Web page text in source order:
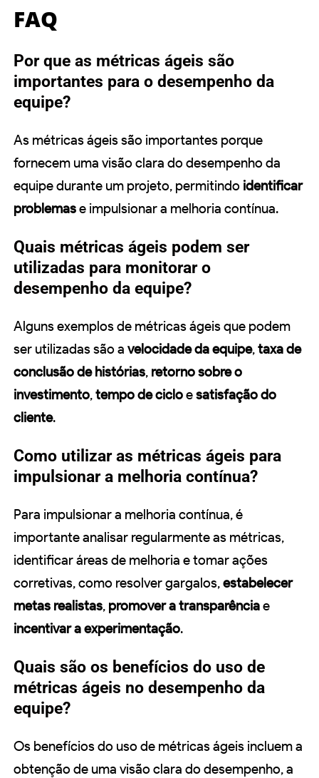
FAQ
Por que as métricas ágeis são
importantes para o desempenho da
equipe?
As métricas ágeis são importantes porque
fornecem uma visão clara do desempenho da
equipe durante um projeto, permitindo identificar
problemase impulsionar a melhoria contínua.
Quais métricas ágeis podem ser
utilizadas para monitorar o
desempenho da equipe?
Alguns exemplos de métricas ágeis que podem
ser utilizadas são a velocidade da equipe,taxa de
conclusão de histórias, retorno sobre o
investimento,tempo de cicloesatisfação do
cliente.
Como utilizar as métricas ágeis para
impulsionar a melhoria contínua?
Para impulsionar a melhoria contínua, é
importante analisar regularmente as métricas,
identificar áreas de melhoria e tomar ações
corretivas, como resolver gargalos,estabelecer
metas realistas, promover a transparênciae
incentivar a experimentação.
Quais são os benefícios do uso de
métricas ágeis no desempenho da
equipe?
Os benefícios do uso de métricas ágeis incluem a
obtenção de uma visão clara do desempenho, a